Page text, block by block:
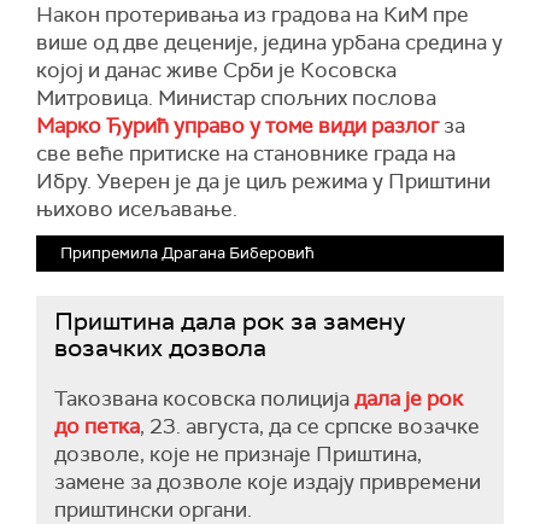
Након протеривања из градова на КиМ пре
више од две деценије, једина урбана средина у
којој и данас живе Срби је Косовска
Митровица. Министар спољних послова
Марко Ђурић управо у томе види разлогза
све веће притиске на становнике града на
Ибру. Уверен је да је циљ режима у Приштини
њихово исељавање.
Припремила Драгана Биберовић
Приштина дала рок за замену
возачких дозвола
Такозвана косовска полицијадала је рок
до петка, 23. августа, да се српске возачке
дозволе, које не признаје Приштина,
замене за дозволе које издају привремени
приштински органи.